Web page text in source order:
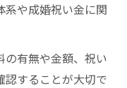
系や成婚祝い金に関
の有無や金額、祝い
することが大切で